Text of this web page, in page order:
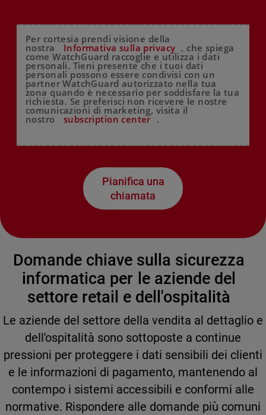
Per cortesia prendi visione della
nostra Informativa sulla privacy , che spiega
come WatchGuard raccoglie e utilizza i dati
personali. Tieni presente che i tuoi dati
personali possono essere condivisi con un
partner WatchGuard autorizzato nella tua
zona quando è necessario per soddisfare la tua
richiesta. Se preferisci non ricevere le nostre
comunicazioni di marketing, visita il
nostro subscription center .
Pianifica una
chiamata
Domande chiave sulla sicurezza
informatica per le aziende del
settore retail e dell'ospitalità
Le aziende del settore della vendita al dettaglio e
dell'ospitalità sono sottoposte a continue
pressioni per proteggere i dati sensibili dei clienti
e le informazioni di pagamento, mantenendo al
contempo i sistemi accessibili e conformi alle
normative. Rispondere alle domande più comuni